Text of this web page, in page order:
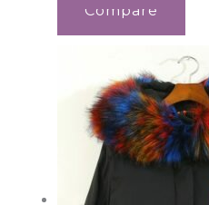
Compare